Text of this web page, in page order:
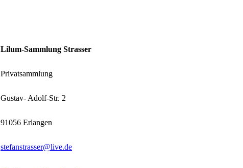
Lilum-Sammlung Strasser
Privatsammlung
Gustav- Adolf-Str. 2
91056 Erlangen
stefanstrasser@live.de